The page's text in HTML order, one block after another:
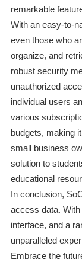
remarkable
With an easy-to-
even those who
organize, and
robust security
unauthorized
individual users
various
budgets, making
small business
solution to
educational
In conclusion,
access data.
interface, and a
unparalleled
Embrace the